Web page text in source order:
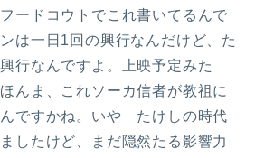
ードコウトでこれ書いてるんで
は一日1回の興行なんだけど、た
行なんですよ。上映予定みた
んま、これソーカ信者が教祖に
ですかね。いや たけしの時代
したけど、まだ隠然たる影響力